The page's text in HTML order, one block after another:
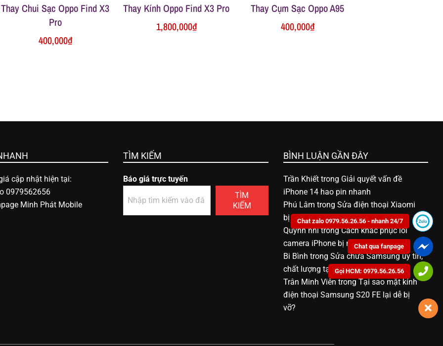
Thay Chui Sạc Oppo Find X3
Pro
400,000₫
Thay Kính Oppo Find X3 Pro
1,800,000₫
Thay Cụm Sạc Oppo A95
400,000₫
cập nhật hiện tại:
0979562656
Minh Phát Mobile
TÌM KIẾM
Báo giá trực tuyến
TÌM
KIẾM
BÌNH LUẬN GẦN ĐÂY
Trần Khiếttrong Giải quyết vấn đề
iPhone 14 hao pin nhanh
Phú Lâm trong Sửa điện thoại Xiaomi
bị vô nước bao nhiêu tiền
Quỳnh nhitrongCách khắc phục lỗi
camera iPhone bị mờ
Bi Bình trong Sửa chữa Samsung uy tín,
chất lượng tại Bạc Liêu
Trân Minh ViêntrongTại sao mặt kính
điện thoại Samsung S20 FE lại dễ bị
vỡ?
Chat zalo 0979.56.26.56 - nhanh 24/7
Chat qua fanpage
Gọi HCM: 0979.56.26.56